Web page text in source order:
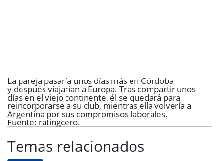
La pareja pasaría unos días más en Córdoba
y después viajarían a Europa. Tras compartir unos
días en el viejo continente, él se quedará para
reincorporarse a su club, mientras ella volvería a
Argentina por sus compromisos laborales.
Fuente: ratingcero.
Temas relacionados